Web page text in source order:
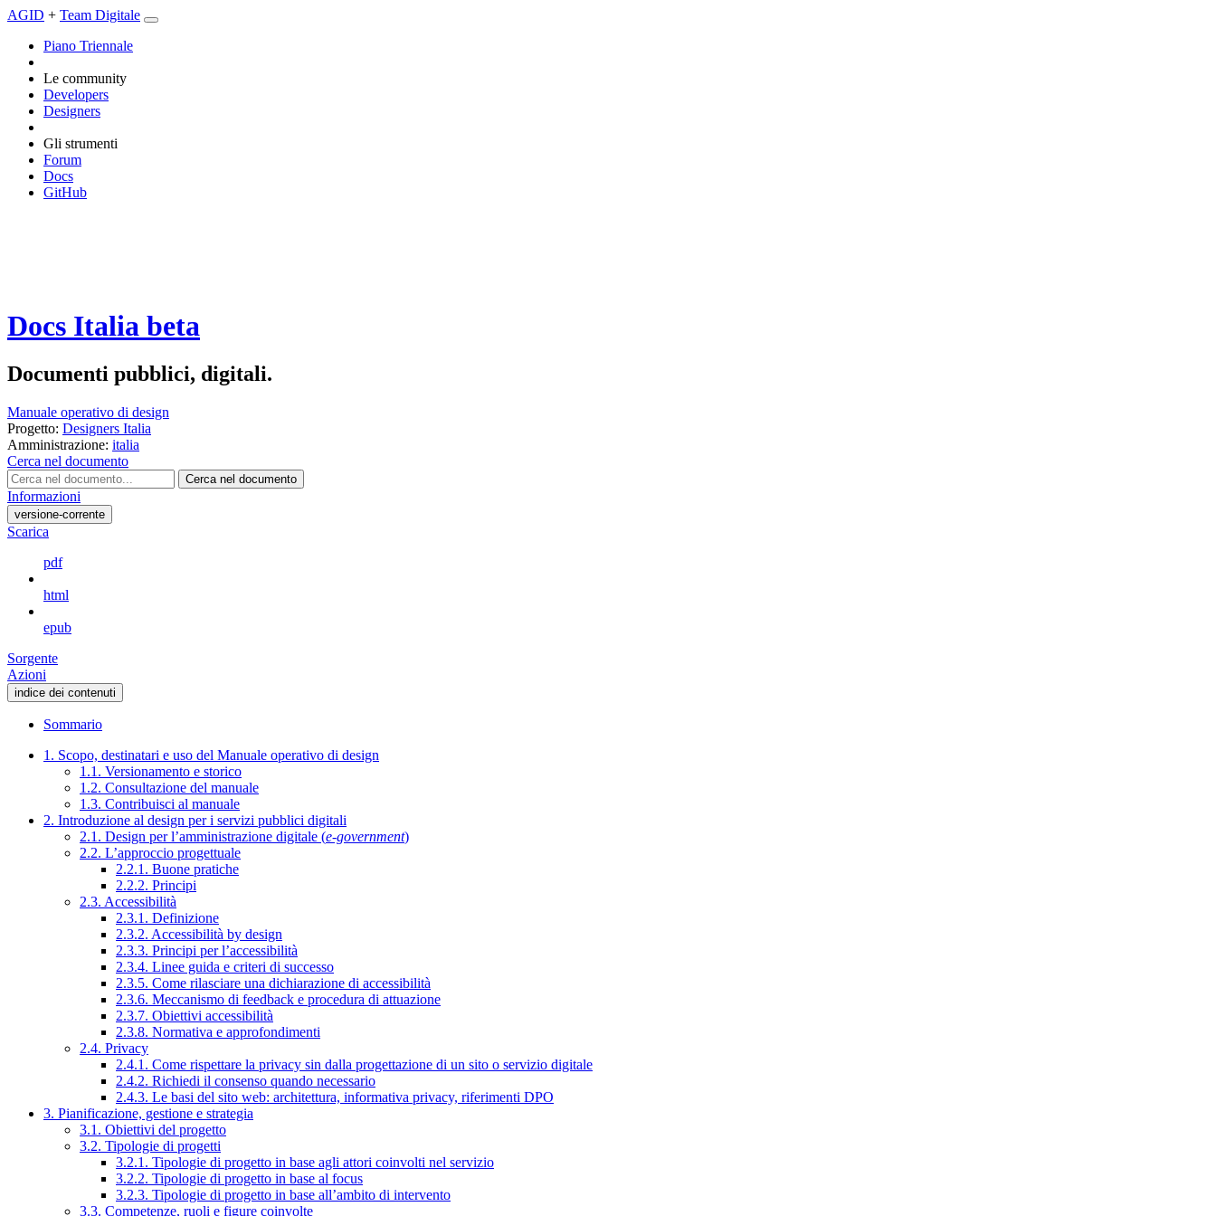
AGID + Team Digitale
Piano Triennale
Le community
Developers
Designers
Gli strumenti
Forum
Docs
GitHub
Docs Italia beta
Documenti pubblici, digitali.
Manuale operativo di design
Progetto: Designers Italia
Amministrazione: italia
Cerca nel documento
Cerca nel documento
Informazioni
versione-corrente
Scarica
pdf
html
epub
Sorgente
Azioni
indice dei contenuti
Sommario
1. Scopo, destinatari e uso del Manuale operativo di design
1.1. Versionamento e storico
1.2. Consultazione del manuale
1.3. Contribuisci al manuale
2. Introduzione al design per i servizi pubblici digitali
2.1. Design per l’amministrazione digitale (e-government)
2.2. L’approccio progettuale
2.2.1. Buone pratiche
2.2.2. Principi
2.3. Accessibilità
2.3.1. Definizione
2.3.2. Accessibilità by design
2.3.3. Principi per l’accessibilità
2.3.4. Linee guida e criteri di successo
2.3.5. Come rilasciare una dichiarazione di accessibilità
2.3.6. Meccanismo di feedback e procedura di attuazione
2.3.7. Obiettivi accessibilità
2.3.8. Normativa e approfondimenti
2.4. Privacy
2.4.1. Come rispettare la privacy sin dalla progettazione di un sito o servizio digitale
2.4.2. Richiedi il consenso quando necessario
2.4.3. Le basi del sito web: architettura, informativa privacy, riferimenti DPO
3. Pianificazione, gestione e strategia
3.1. Obiettivi del progetto
3.2. Tipologie di progetti
3.2.1. Tipologie di progetto in base agli attori coinvolti nel servizio
3.2.2. Tipologie di progetto in base al focus
3.2.3. Tipologie di progetto in base all’ambito di intervento
3.3. Competenze, ruoli e figure coinvolte